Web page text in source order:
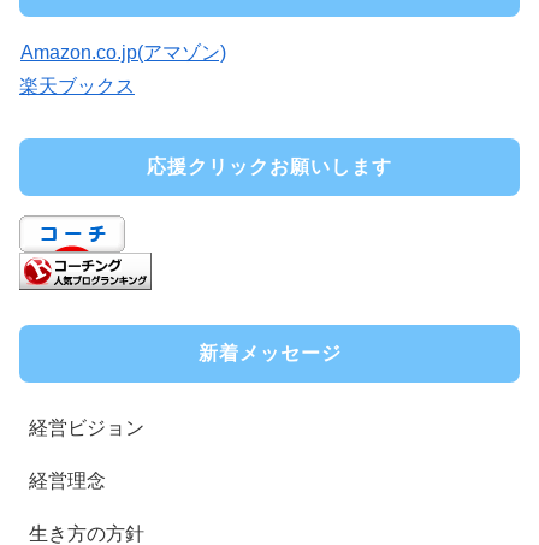
Amazon.co.jp(アマゾン)
楽天ブックス
応援クリックお願いします
新着メッセージ
経営ビジョン
経営理念
生き方の方針